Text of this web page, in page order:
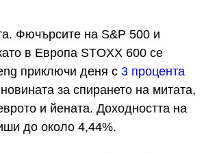
Фючърсите на S&P 500 и
в Европа STOXX 600 се
приключи деня с 3 процента
за спирането на митата,
и йената. Доходността на
до около 4,44%.